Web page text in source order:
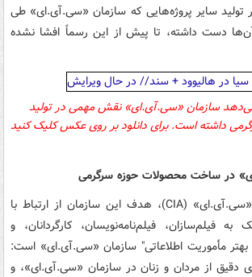
سایر پروژه‌هایی که سازمان «سی.‌آی.ای» طی
دست داشته، تا پیش از این رسماً افشا نشده
سازمان«سی.‌آی.ای»نقش مهمی در تولید
داشته است. برای دانلود بر روی عکس کلیک کنید
در ساخت محصولات حوزه سرگرمی
«سی.‌آی.ای» (CIA)
، هدف این سازمان از ارتباط با
فیلم‌سازان، فیلم‌نامه‌نویسان، کارگردانان، و
مأموریت اطلاعاتی" سازمان «سی.‌آی.ای» است:
دقیق از مردان و زنان در سازمان «سی.‌آی.ای»، و